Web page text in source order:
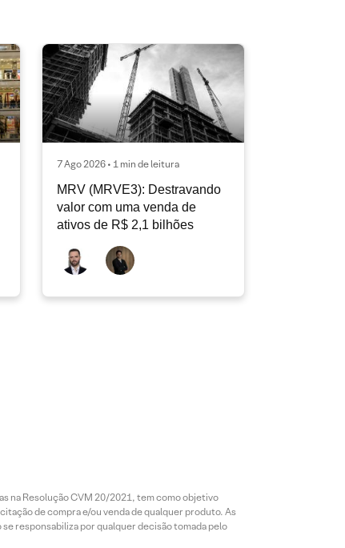
7 Ago 2026 • 1 min de leitura
MRV (MRVE3): Destravando
valor com uma venda de
ativos de R$ 2,1 bilhões
na Resolução CVM 20/2021, tem como objetivo
de compra e/ou venda de qualquer produto. As
responsabiliza por qualquer decisão tomada pelo